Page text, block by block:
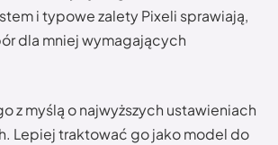
i typowe zalety Pixeli sprawiają,
dla mniej wymagających
z myślą o najwyższych ustawieniach
Lepiej traktować go jako model do